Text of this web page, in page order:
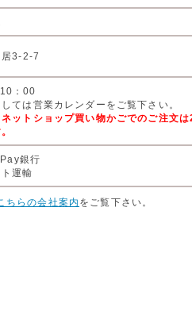
居3-2-7
：00
ては営業カレンダーをご覧下さい。
ットショップ買い物かごでのご注文
銀行
運輸
ちらの会社案内 をご覧下さい。